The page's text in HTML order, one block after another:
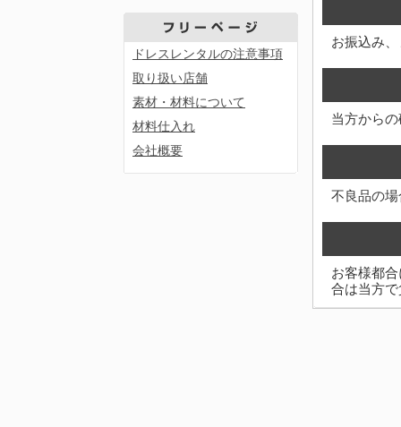
ドレスレンタルの注意事項
取り扱い店舗
素材・材料について
材料仕入れ
会社概要
お振込み
当方から
不良品の
お客様都
合は当方